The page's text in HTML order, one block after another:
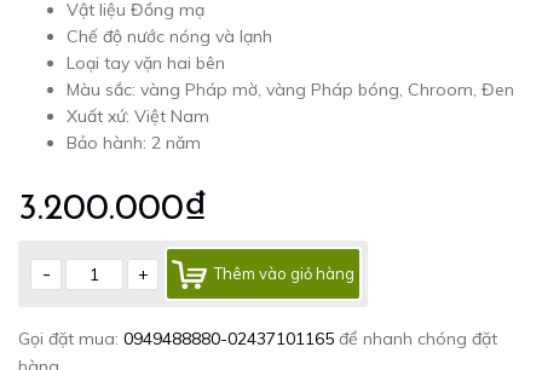
Vật liệu Đồng mạ
Chế độ nước nóng và lạnh
Loại tay vặn hai bên
Màu sắc: vàng Pháp mờ, vàng Pháp bóng, Chroom, Đen
Xuất xứ: Việt Nam
Bảo hành: 2 năm
3.200.000₫
- + Thêm vào giỏ hàng
Gọi đặt mua: 0949488880-02437101165 để nhanh chóng đặt